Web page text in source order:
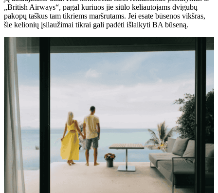
„British Airways“, pagal kuriuos jie siūlo keliautojams dvigubų
pakopų taškus tam tikriems maršrutams. Jei esate būsenos vikšras,
šie kelionių įsilaužimai tikrai gali padėti išlaikyti BA būseną.